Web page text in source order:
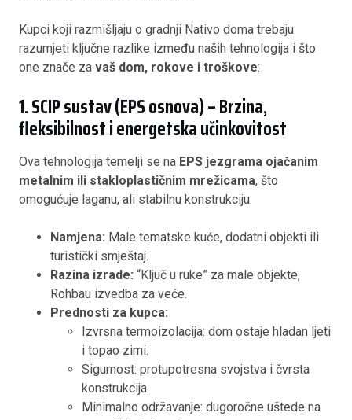
Kupci koji razmišljaju o gradnji Nativo doma trebaju
razumjeti ključne razlike između naših tehnologija i što
one znače za vaš dom, rokove i troškove:
1. SCIP sustav (EPS osnova) – Brzina,
fleksibilnost i energetska učinkovitost
Ova tehnologija temelji se na EPS jezgrama ojačanim
metalnim ili stakloplastičnim mrežicama, što
omogućuje laganu, ali stabilnu konstrukciju.
Namjena: Male tematske kuće, dodatni objekti ili
turistički smještaj.
Razina izrade: “Ključ u ruke” za male objekte,
Rohbau izvedba za veće.
Prednosti za kupca:
Izvrsna termoizolacija: dom ostaje hladan ljeti
i topao zimi.
Sigurnost: protupotresna svojstva i čvrsta
konstrukcija.
Minimalno održavanje: dugoročne uštede na